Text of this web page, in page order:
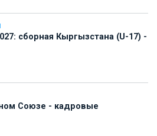
сборная Кыргызстана (U-17) -
Союзе - кадровые